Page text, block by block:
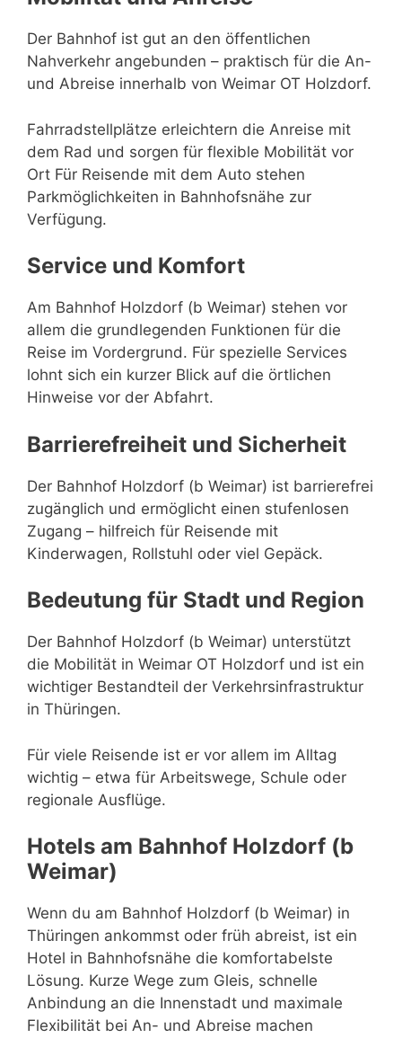
Der Bahnhof ist gut an den öffentlichen
Nahverkehr angebunden – praktisch für die An-
und Abreise innerhalb von Weimar OT Holzdorf.
Fahrradstellplätze erleichtern die Anreise mit
dem Rad und sorgen für flexible Mobilität vor
Ort Für Reisende mit dem Auto stehen
Parkmöglichkeiten in Bahnhofsnähe zur
Verfügung.
Service und Komfort
Am Bahnhof Holzdorf (b Weimar) stehen vor
allem die grundlegenden Funktionen für die
Reise im Vordergrund. Für spezielle Services
lohnt sich ein kurzer Blick auf die örtlichen
Hinweise vor der Abfahrt.
Barrierefreiheit und Sicherheit
Der Bahnhof Holzdorf (b Weimar) ist barrierefrei
zugänglich und ermöglicht einen stufenlosen
Zugang – hilfreich für Reisende mit
Kinderwagen, Rollstuhl oder viel Gepäck.
Bedeutung für Stadt und Region
Der Bahnhof Holzdorf (b Weimar) unterstützt
die Mobilität in Weimar OT Holzdorf und ist ein
wichtiger Bestandteil der Verkehrsinfrastruktur
in Thüringen.
Für viele Reisende ist er vor allem im Alltag
wichtig – etwa für Arbeitswege, Schule oder
regionale Ausflüge.
Hotels am Bahnhof Holzdorf (b
Weimar)
Wenn du am Bahnhof Holzdorf (b Weimar) in
Thüringen ankommst oder früh abreist, ist ein
Hotel in Bahnhofsnähe die komfortabelste
Lösung. Kurze Wege zum Gleis, schnelle
Anbindung an die Innenstadt und maximale
Flexibilität bei An- und Abreise machen